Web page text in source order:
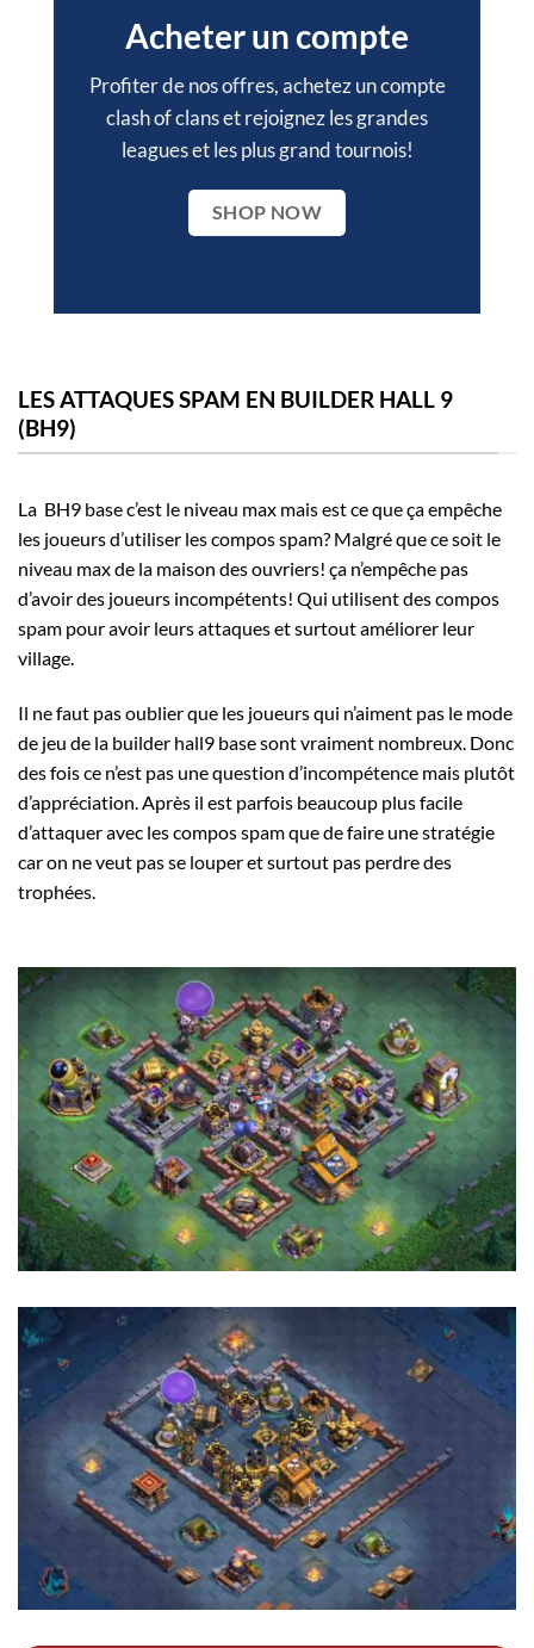
Acheter un compte
Profiter de nos offres, achetez un compte
clash of clans et rejoignez les grandes
leagues et les plus grand tournois!
SHOP NOW
LES ATTAQUES SPAM EN BUILDER HALL 9
(BH9)
La BH9 base c’est le niveau max mais est ce que ça empêche
les joueurs d’utiliser les compos spam? Malgré que ce soit le
niveau max de la maison des ouvriers! ça n’empêche pas
d’avoir des joueurs incompétents! Qui utilisent des compos
spam pour avoir leurs attaques et surtout améliorer leur
village.
Il ne faut pas oublier que les joueurs qui n’aiment pas le mode
de jeu de la builder hall9 base sont vraiment nombreux. Donc
des fois ce n’est pas une question d’incompétence mais plutôt
d’appréciation.Après il est parfois beaucoup plus facile
d’attaquer avec les compos spam que de faire une stratégie
car on ne veut pas se louper et surtout pas perdre des
trophées.